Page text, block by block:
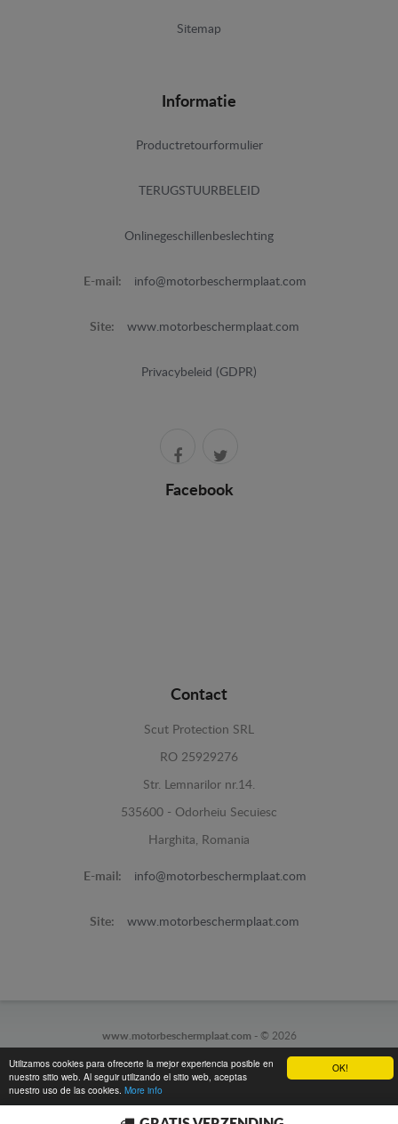
OK!
Utilizamos cookies para ofrecerte la mejor experiencia posible en
nuestro sitio web. Al seguir utilizando el sitio web, aceptas
nuestro uso de las cookies. More info
Sitemap
Informatie
Productretourformulier
TERUGSTUURBELEID
Onlinegeschillenbeslechting
E-mail: info@motorbeschermplaat.com
Site: www.motorbeschermplaat.com
Privacybeleid (GDPR)
Facebook
Contact
Scut Protection SRL
RO 25929276
Str. Lemnarilor nr.14.
535600 - Odorheiu Secuiesc
Harghita, Romania
E-mail: info@motorbeschermplaat.com
Site: www.motorbeschermplaat.com
www.motorbeschermplaat.com - © 2026